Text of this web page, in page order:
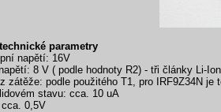
parametry
napětí: 16V
8 V ( podle hodnoty R2) - tři články Li-Ion
zátěže: podle použitého T1, pro IRF9Z34N je
stavu: cca. 10 uA
0,5V